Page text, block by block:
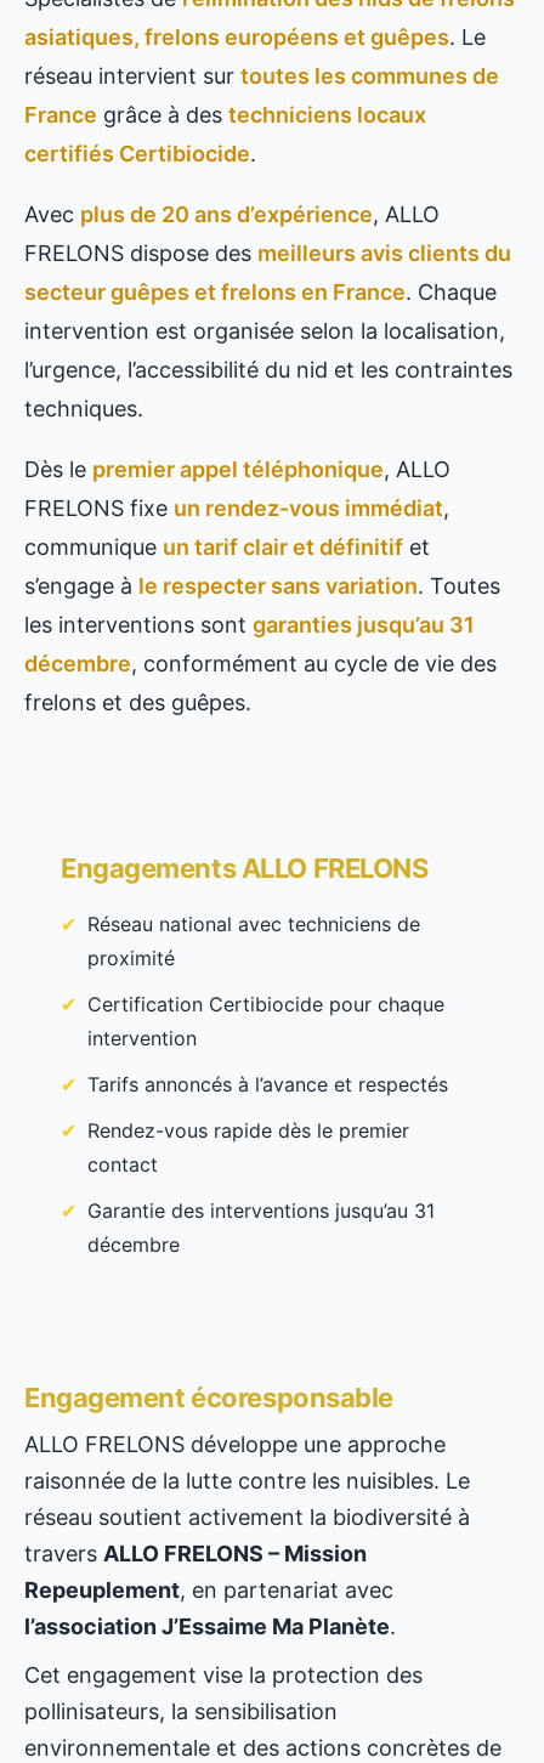
asiatiques, frelons européens et guêpes. Le
réseau intervient sur toutes les communes de
France grâce à des techniciens locaux
certifiés Certibiocide.
Avec plus de 20 ans d’expérience, ALLO
FRELONS dispose des meilleurs avis clients du
secteur guêpes et frelons en France. Chaque
intervention est organisée selon la localisation,
l’urgence, l’accessibilité du nid et les contraintes
techniques.
Dès le premier appel téléphonique, ALLO
FRELONS fixe un rendez-vous immédiat,
communique un tarif clair et définitif et
s’engage à le respecter sans variation. Toutes
les interventions sont garanties jusqu’au 31
décembre, conformément au cycle de vie des
frelons et des guêpes.
Engagements ALLO FRELONS
Réseau national avec techniciens de
proximité
Certification Certibiocide pour chaque
intervention
Tarifs annoncés à l’avance et respectés
Rendez-vous rapide dès le premier
contact
Garantie des interventions jusqu’au 31
décembre
Engagement écoresponsable
ALLO FRELONS développe une approche
raisonnée de la lutte contre les nuisibles. Le
réseau soutient activement la biodiversité à
travers ALLO FRELONS – Mission
Repeuplement, en partenariat avec
l’association J’Essaime Ma Planète.
Cet engagement vise la protection des
pollinisateurs, la sensibilisation
environnementale et des actions concrètes de